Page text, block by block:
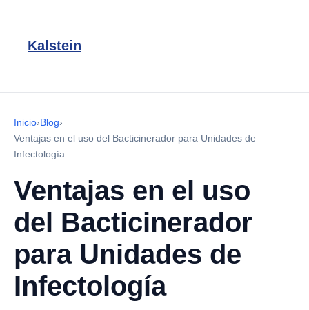
Kalstein
Inicio›Blog›
Ventajas en el uso del Bacticinerador para Unidades de
Infectología
Ventajas en el uso
del Bacticinerador
para Unidades de
Infectología